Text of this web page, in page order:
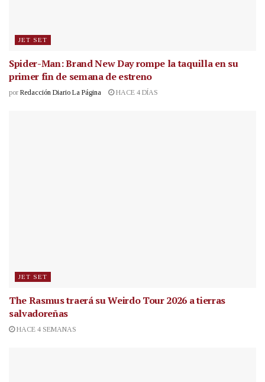
JET SET
Spider-Man: Brand New Day rompe la taquilla en su
primer fin de semana de estreno
por Redacción Diario La Página HACE 4 DÍAS
JET SET
The Rasmus traerá su Weirdo Tour 2026 a tierras
salvadoreñas
HACE 4 SEMANAS